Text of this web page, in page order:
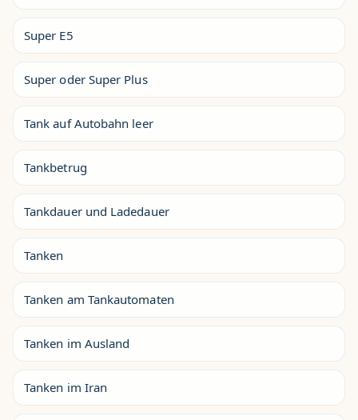
Super E5
Super oder Super Plus
Tank auf Autobahn leer
Tankbetrug
Tankdauer und Ladedauer
Tanken
Tanken am Tankautomaten
Tanken im Ausland
Tanken im Iran